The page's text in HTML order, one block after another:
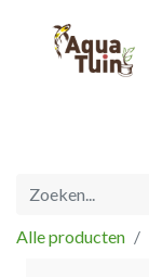
Alle producten